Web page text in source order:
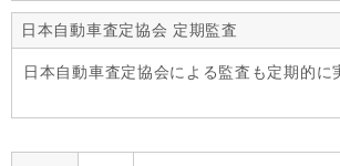
日本自動車査定協会 定期監査
日本自動車査定協会による監査も定期的に